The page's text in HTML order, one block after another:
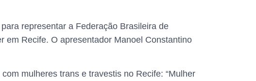
representar a Federação Brasileira de
em Recife. O apresentador Manoel Constantino
mulheres trans e travestis no Recife: “Mulher